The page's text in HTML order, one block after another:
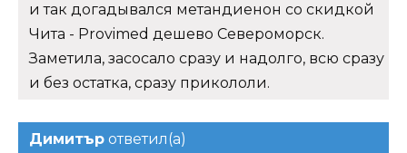
и так догадывался метандиенон со скидкой
Чита - Provimed дешево Североморск.
Заметила, засосало сразу и надолго, всю сразу
и без остатка, сразу прикололи.
Димитър ответил(а)